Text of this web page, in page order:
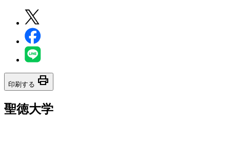
印刷する print
聖徳大学